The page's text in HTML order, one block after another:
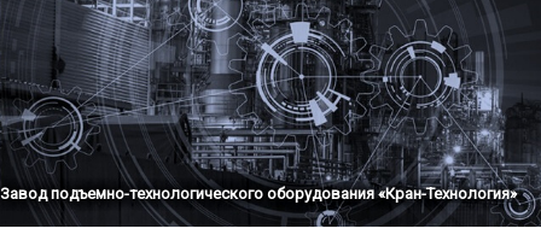
Завод подъемно-технологического оборудования «Кран-Технология»